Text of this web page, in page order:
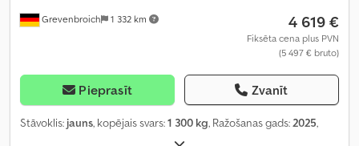
Grevenbroich 1 332 km 4 619 €
Fiksēta cena plus PVN
(5 497 € bruto)
Pieprasīt Zvanīt
Stāvoklis: jauns, kopējais svars:1 300 kg, Ražošanas gads:2025,